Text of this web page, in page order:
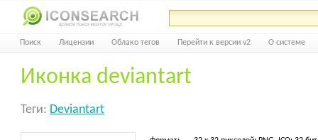
Поиск Лицензии Облако тегов Перейти к версии v2 О системе
Иконка deviantart
Теги: Deviantart